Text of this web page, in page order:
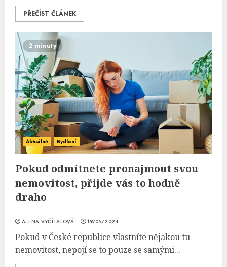
PŘEČÍST ČLÁNEK
2 minuty
Aktuálně Bydlení
Pokud odmítnete pronajmout svou
nemovitost, přijde vás to hodně
draho
ALENA VYČÍTALOVÁ 19/05/2024
Pokud v České republice vlastníte nějakou tu
nemovitost, nepojí se to pouze se samými...